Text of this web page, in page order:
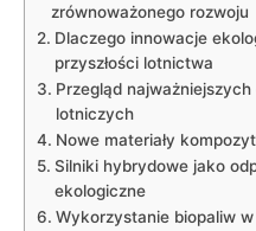
zrównoważonego rozwoju
Dlaczego innowacje
przyszłości lotnictwa
Przegląd
lotniczych
Nowe materiały
Silniki hybrydowe jako
ekologiczne
Wykorzystanie biopaliw